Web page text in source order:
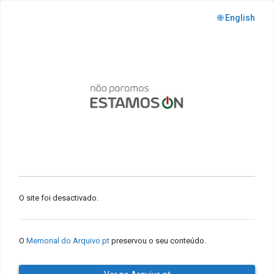
🌐 English
O site foi desactivado.
O Memorial do Arquivo.pt preservou o seu conteúdo.